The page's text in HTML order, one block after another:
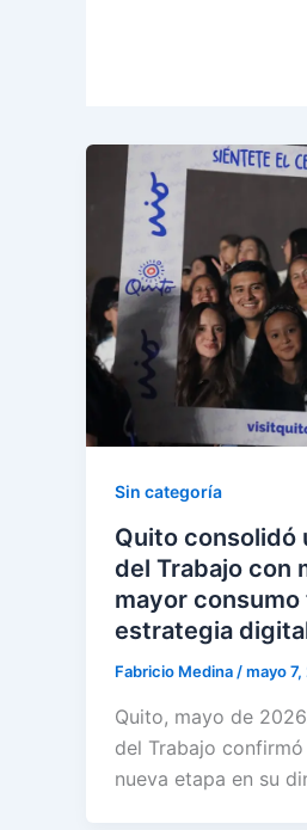
Sin categoría
Quito consolidó
del Trabajo con
mayor
estrategia
Fabricio Medina/mayo
Quito, mayo de
del Trabajo
nueva etapa en su